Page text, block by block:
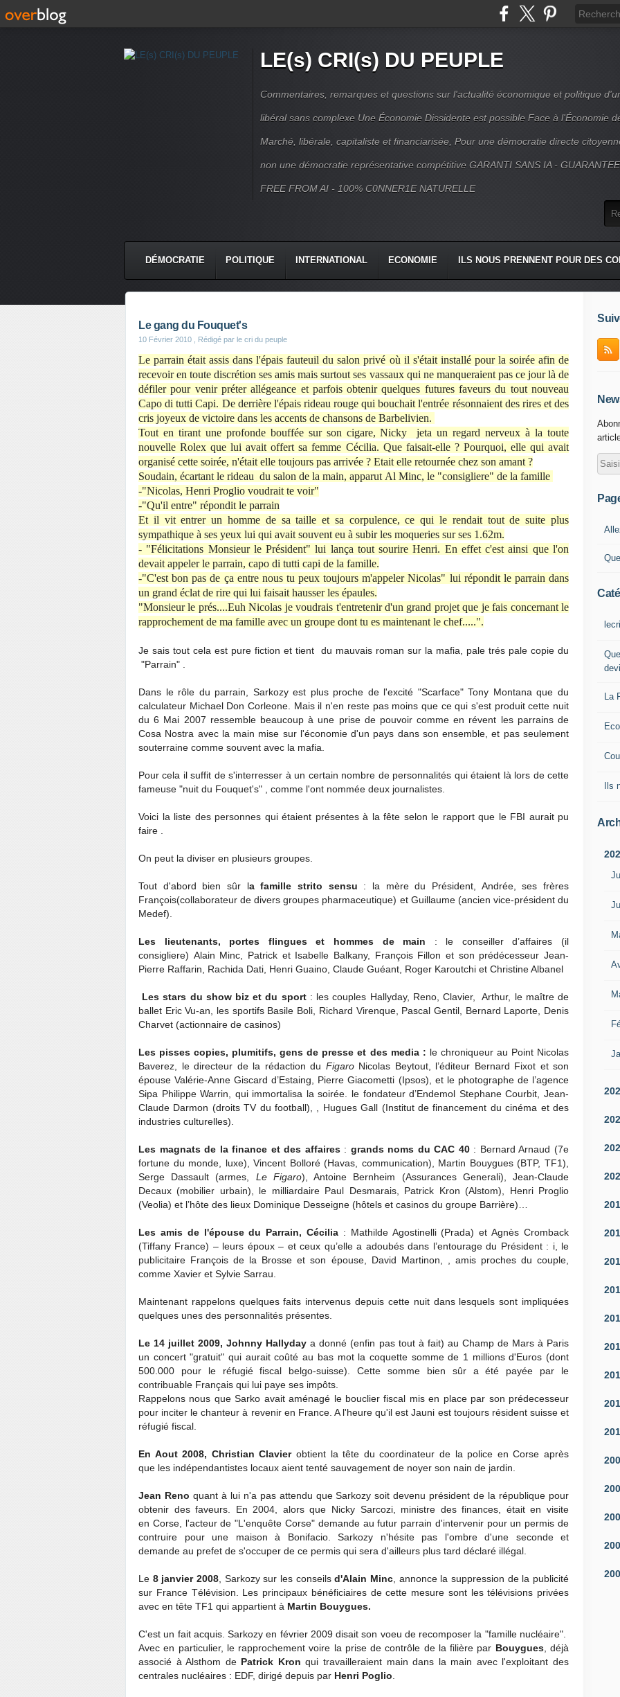
LE(s) CRI(s) DU PEUPLE
Commentaires, remarques et questions sur l'actualité économique et politique
libéral sans complexe Une Économie Dissidente est possible Face à l'Économie
Marché, libérale, capitaliste et financiarisée, Pour une démocratie directe
non une démocratie représentative compétitive GARANTI SANS IA -
FREE FROM AI - 100% C0NNER1E NATURELLE
DÉMOCRATIE POLITIQUE INTERNATIONAL ECONOMIE ILS NOUS PRENNENT POUR DES
Le gang du Fouquet's
10 Février 2010 , Rédigé par le cri du peuple
Le parrain était assis dans l'épais fauteuil du salon privé où il s'était installé pour la soirée afin de
recevoir en toute discrétion ses amis mais surtout ses vassaux qui ne manqueraient pas ce jour là de
défiler pour venir préter allégeance et parfois obtenir quelques futures faveurs du tout nouveau
Capo di tutti Capi. De derrière l'épais rideau rouge qui bouchait l'entrée résonnaient des rires et des
cris joyeux de victoire dans les accents de chansons de Barbelivien.
Tout en tirant une profonde bouffée sur son cigare, Nicky jeta un regard nerveux à la toute
nouvelle Rolex que lui avait offert sa femme Cécilia. Que faisait-elle ? Pourquoi, elle qui avait
organisé cette soirée, n'était elle toujours pas arrivée ? Etait elle retournée chez son amant ?
Soudain, écartant le rideau du salon de la main, apparut Al Minc, le "consigliere" de la famille
-"Nicolas, Henri Proglio voudrait te voir"
-"Qu'il entre" répondit le parrain
Et il vit entrer un homme de sa taille et sa corpulence, ce qui le rendait tout de suite plus
sympathique à ses yeux lui qui avait souvent eu à subir les moqueries sur ses 1.62m.
- "Félicitations Monsieur le Président" lui lança tout sourire Henri. En effet c'est ainsi que l'on
devait appeler le parrain, capo di tutti capi de la famille.
-"C'est bon pas de ça entre nous tu peux toujours m'appeler Nicolas" lui répondit le parrain dans
un grand éclat de rire qui lui faisait hausser les épaules.
"Monsieur le prés....Euh Nicolas je voudrais t'entretenir d'un grand projet que je fais concernant le
rapprochement de ma famille avec un groupe dont tu es maintenant le chef.....".
Je sais tout cela est pure fiction et tient du mauvais roman sur la mafia, pale trés pale copie du
"Parrain" .
Dans le rôle du parrain, Sarkozy est plus proche de l'excité "Scarface" Tony Montana que du
calculateur Michael Don Corleone. Mais il n'en reste pas moins que ce qui s'est produit cette nuit
du 6 Mai 2007 ressemble beaucoup à une prise de pouvoir comme en révent les parrains de
Cosa Nostra avec la main mise sur l'économie d'un pays dans son ensemble, et pas seulement
souterraine comme souvent avec la mafia.
Pour cela il suffit de s'interresser à un certain nombre de personnalités qui étaient là lors de cette
fameuse "nuit du Fouquet's" , comme l'ont nommée deux journalistes.
Voici la liste des personnes qui étaient présentes à la fête selon le rapport que le FBI aurait pu
faire .
On peut la diviser en plusieurs groupes.
Tout d'abord bien sûr la famille strito sensu : la mère du Président, Andrée, ses frères
François(collaborateur de divers groupes pharmaceutique) et Guillaume (ancien vice-président du
Medef).
Les lieutenants, portes flingues et hommes de main : le conseiller d’affaires (il
consigliere) Alain Minc, Patrick et Isabelle Balkany, François Fillon et son prédécesseur Jean-
Pierre Raffarin, Rachida Dati, Henri Guaino, Claude Guéant, Roger Karoutchi et Christine Albanel
Les stars du show biz et du sport: les couples Hallyday, Reno, Clavier, Arthur, le maître de
ballet Eric Vu-an, les sportifs Basile Boli, Richard Virenque, Pascal Gentil, Bernard Laporte, Denis
Charvet (actionnaire de casinos)
Les pisses copies, plumitifs, gens de presse et des media : le chroniqueur au Point Nicolas
Baverez, le directeur de la rédaction du FigaroNicolas Beytout, l’éditeur Bernard Fixot et son
épouse Valérie-Anne Giscard d’Estaing, Pierre Giacometti (Ipsos), et le photographe de l’agence
Sipa Philippe Warrin, qui immortalisa la soirée. le fondateur d’Endemol Stephane Courbit, Jean-
Claude Darmon (droits TV du football), , Hugues Gall (Institut de financement du cinéma et des
industries culturelles).
Les magnats de la finance et des affaires: grands noms du CAC 40: Bernard Arnaud (7e
fortune du monde, luxe), Vincent Bolloré (Havas, communication), Martin Bouygues (BTP, TF1),
Serge Dassault (armes, Le Figaro), Antoine Bernheim (Assurances Generali), Jean-Claude
Decaux (mobilier urbain), le milliardaire Paul Desmarais, Patrick Kron (Alstom), Henri Proglio
(Veolia) et l’hôte des lieux Dominique Desseigne (hôtels et casinos du groupe Barrière)…
Les amis de l'épouse du Parrain, Cécilia : Mathilde Agostinelli (Prada) et Agnès Cromback
(Tiffany France) – leurs époux – et ceux qu’elle a adoubés dans l’entourage du Président : i, le
publicitaire François de la Brosse et son épouse, David Martinon, , amis proches du couple,
comme Xavier et Sylvie Sarrau.
Maintenant rappelons quelques faits intervenus depuis cette nuit dans lesquels sont impliquées
quelques unes des personnalités présentes.
Le 14 juillet 2009, Johnny Hallyday a donné (enfin pas tout à fait) au Champ de Mars à Paris
un concert "gratuit" qui aurait coûté au bas mot la coquette somme de 1 millions d'Euros (dont
500.000 pour le réfugié fiscal belgo-suisse). Cette somme bien sûr a été payée par le
contribuable Français qui lui paye ses impôts.
Rappelons nous que Sarko avait aménagé le bouclier fiscal mis en place par son prédecesseur
pour inciter le chanteur à revenir en France. A l'heure qu'il est Jauni est toujours résident suisse et
réfugié fiscal.
En Aout 2008, Christian Clavierobtient la tête du coordinateur de la police en Corse après
que les indépendantistes locaux aient tenté sauvagement de noyer son nain de jardin.
Jean Reno quant à lui n'a pas attendu que Sarkozy soit devenu président de la république pour
obtenir des faveurs. En 2004, alors que Nicky Sarcozi, ministre des finances, était en visite
en Corse, l'acteur de "L'enquête Corse" demande au futur parrain d'intervenir pour un permis de
contruire pour une maison à Bonifacio. Sarkozy n'hésite pas l'ombre d'une seconde et
demande au prefet de s'occuper de ce permis qui sera d'ailleurs plus tard déclaré illégal.
Le 8 janvier 2008 , Sarkozy sur les conseilsd'Alain Minc , annonce la suppression de la publicité
sur France Télévision. Les principaux bénéficiaires de cette mesure sont les télévisions privées
avec en tête TF1 qui appartient à Martin Bouygues.
C'est un fait acquis. Sarkozy en février 2009 disait son voeu de recomposer la "famille nucléaire".
Avec en particulier, le rapprochement voire la prise de contrôle de la filière par Bouygues, déjà
associé à Alsthom de Patrick Kron qui travailleraient main dans la main avec l'exploitant des
centrales nucléaires : EDF, dirigé depuis par Henri Poglio
La
Ils